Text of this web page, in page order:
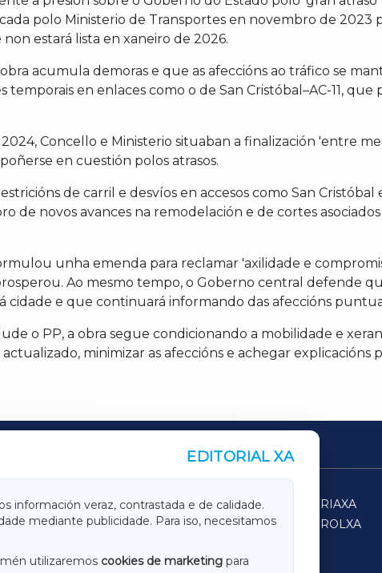
polo Ministerio de Transportes en novembro de 2023
estará lista en xaneiro de 2026.
acumula demoras e que as afeccións ao tráfico se
en enlaces como o de San Cristóbal–AC-11,
Concello e Ministerio situaban a finalización 'entre
en cuestión polos atrasos.
de carril e desvíos en accesos como San
de novos avances na remodelación e de cortes
unha emenda para reclamar 'axilidade e
Ao mesmo tempo, o Goberno central defende
cidade e que continuará informando das afeccións
o PP, a obra segue condicionando a mobilidade e
minimizar as afeccións e achegar explicacións
EDITORIAL XA
información veraz, contrastada e de calidade.
mediante publicidade. Para iso, necesitamos
utilizaremos cookies de marketing para
TERRACHAXA
SARRIAXA
ACORUÑAXA
FERROLXA